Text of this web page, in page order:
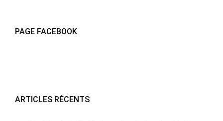
PAGE FACEBOOK
ARTICLES RÉCENTS